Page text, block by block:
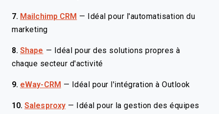
7. Mailchimp CRM —
Idéal pour l'automatisation du
marketing
8. Shape —
Idéal pour des solutions propres à
chaque secteur d'activité
9. eWay-CRM — Idéal pour l'intégration à Outlook
10. Salesproxy —
Idéal pour la gestion des équipes